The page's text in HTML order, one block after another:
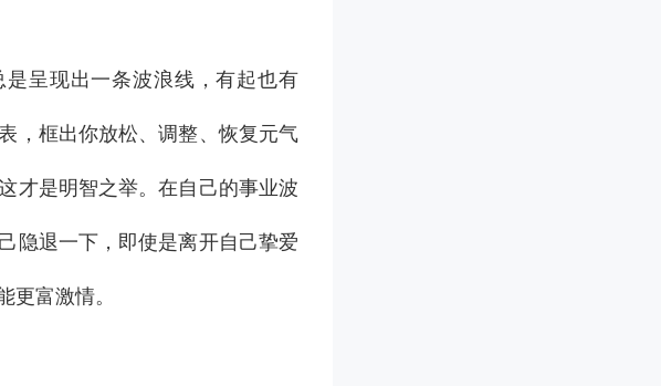
呈现出一条波浪线，有起也有
，框出你放松、调整、恢复元气
才是明智之举。在自己的事业波
隐退一下，即使是离开自己挚爱
更富激情。